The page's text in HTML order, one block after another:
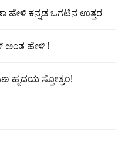
ಹೇಳಿ ಕನ್ನಡ ಒಗಟಿನ ಉತ್ತರ
ಅಂತ ಹೇಳಿ !
ಹೃದಯ ಸ್ತೋತ್ರಂ!